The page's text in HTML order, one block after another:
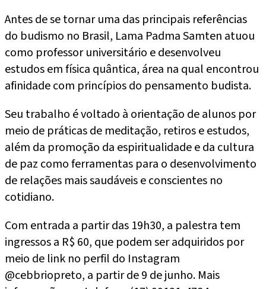
Antes de se tornar uma das principais referências
do budismo no Brasil, Lama Padma Samten atuou
como professor universitário e desenvolveu
estudos em física quântica, área na qual encontrou
afinidade com princípios do pensamento budista.
Seu trabalho é voltado à orientação de alunos por
meio de práticas de meditação, retiros e estudos,
além da promoção da espiritualidade e da cultura
de paz como ferramentas para o desenvolvimento
de relações mais saudáveis e conscientes no
cotidiano.
Com entrada a partir das 19h30, a palestra tem
ingressos a R$ 60, que podem ser adquiridos por
meio de link no perfil do Instagram
@cebbriopreto, a partir de 9 de junho. Mais